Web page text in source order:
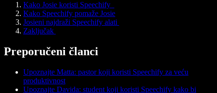
Kako Josie koristi Speechify
Kako Speechify pomaže Josie
Josieni najdraži Speechify alati
Zaključak
Preporučeni članci
Upoznajte Matta: pastor koji koristi Speechify za veću
produktivnost
Upoznajte Davida: student koji koristi Speechify kako bi